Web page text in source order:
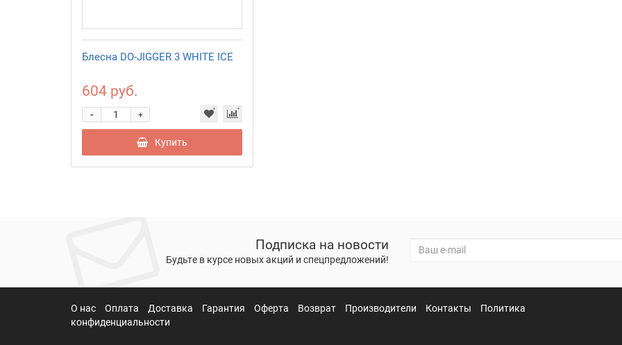
Блесна DO-JIGGER 3 WHITE ICE
604 руб.
+
-
Купить
Подписка на новости
Будьте в курсе новых акций и спецпредложений!
О нас Оплата Доставка Гарантия Оферта Возврат Производители Контакты
Политика
конфиденциальности